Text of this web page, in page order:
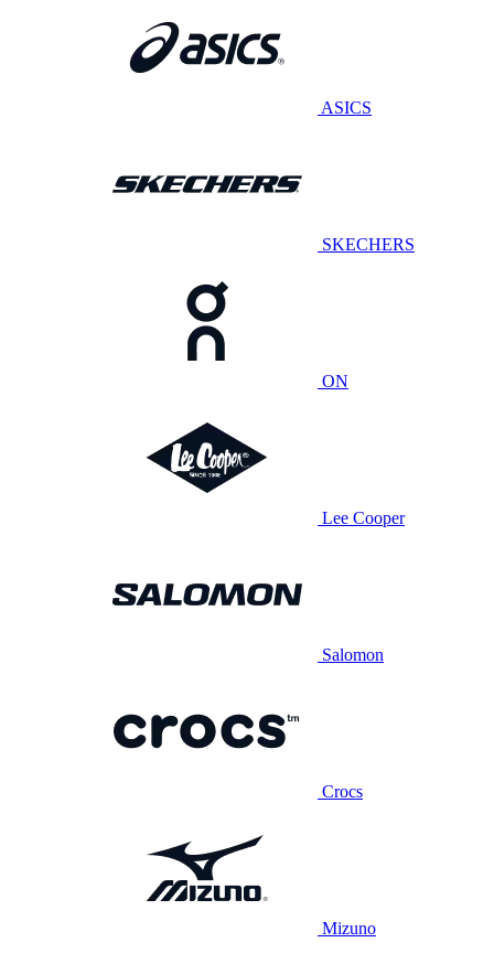
ASICS
SKECHERS
ON
Lee Cooper
Salomon
Crocs
Mizuno